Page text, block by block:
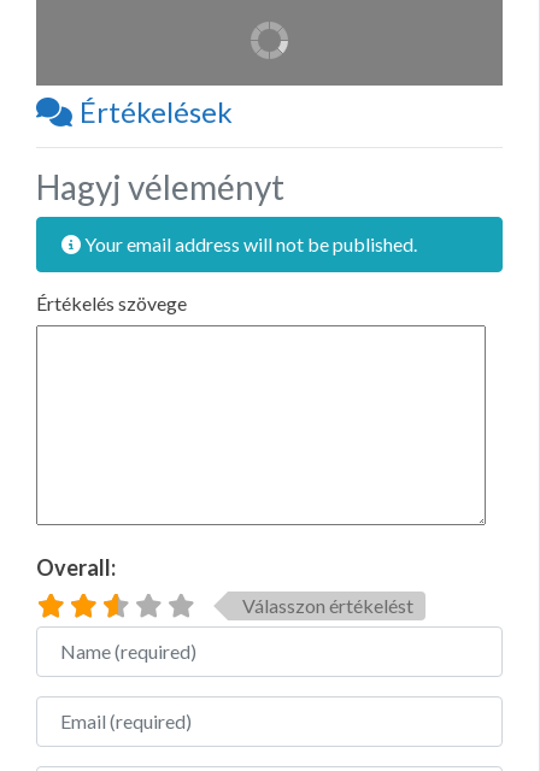
Értékelések
Hagyj véleményt
Your email address will not be published.
Értékelés szövege
Overall:
Válasszon értékelést
Name
Email